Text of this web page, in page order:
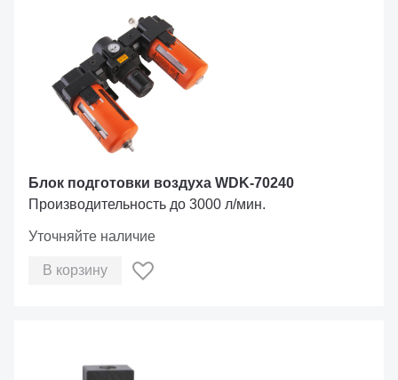
Блок подготовки воздуха WDK-70240
Производительность до 3000 л/мин.
Уточняйте наличие
В корзину